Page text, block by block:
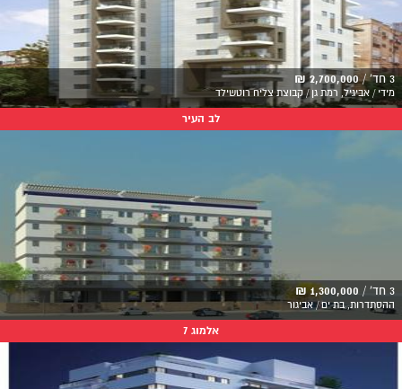
3 חד' / 2,700,000 ₪
מידי / אביגיל, רמת גן / קבוצת צליח רוטשילד
לב העיר
3 חד' / 1,300,000 ₪
ההסתדרות, בת ים / אביגור
אלמוג 7